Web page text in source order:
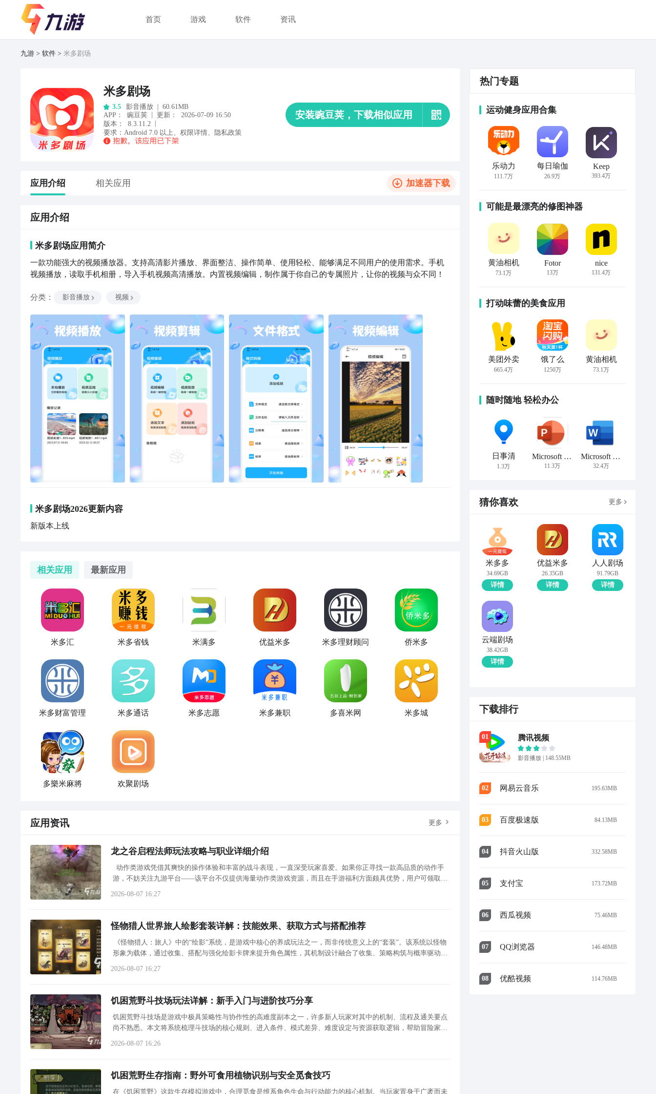
首页 游戏 软件 资讯
九游 软件 米多剧场
米多剧场
3.5 影音播放 | 60.61MB
APP ： 豌豆荚 | 更新：
2026-07-09 16:50
版本：
8.3.11.2
|
要求： Android 7.0 以上 权限详情 隐私政策
安装豌豆荚，下载相似应用
应用介绍 相关应用 加速器下载
应用介绍
米多剧场应用简介
一款功能强大的视频播放器。支持高清影片播放、界面整洁、操作简单、使用轻松、能够满足不同用户的使用需求。手机
视频播放，读取手机相册，导入手机视频高清播放。内置视频编辑，制作属于你自己的专属照片，让你的视频与众不同！
分类 ： 影音播放 视频
米多剧场2026更新内容
新版本上线
相关应用 最新应用
米多汇 米多省钱 米满多 优益米多 米多理财顾问 侨米多
米多财富管理 米多通话 米多志愿 米多兼职 多喜米网 米多城
多樂米麻將 欢聚剧场
应用资讯 更多
龙之谷启程法师玩法攻略与职业详细介绍
动作类游戏凭借其爽快的操作体验和丰富的战斗表现，一直深受玩家喜爱。如果你正寻找一款高品质的动作手
游，不妨关注九游平台——该平台不仅提供海量动作类游戏资源，而且在手游福利方面颇具优势，用户可领取专
2026-08-07 16:27
怪物猎人世界旅人绘影套装详解：技能效果、获取方式与搭配推荐
《怪物猎人：旅人》中的“绘影”系统，是游戏中核心的养成玩法之一，而非传统意义上的“套装”。该系统以怪物
形象为载体，通过收集、搭配与强化绘影卡牌来提升角色属性，其机制设计融合了收集、策略构筑与概率驱动等
2026-08-07 16:27
饥困荒野斗技场玩法详解：新手入门与进阶技巧分享
饥困荒野斗技场是游戏中极具策略性与协作性的高难度副本之一，许多新人玩家对其中的机制、流程及通关要点
尚不熟悉。本文将系统梳理斗技场的核心规则、进入条件、模式差异、难度设定与资源获取逻辑，帮助冒险家高
2026-08-07 16:26
饥困荒野生存指南：野外可食用植物识别与安全觅食技巧
在《饥困荒野》这款生存模拟游戏中，合理觅食是维系角色生命与行动能力的核心机制。当玩家置身于广袤而未
热门专题
运动健身应用合集
乐动力
111.7万
每日瑜伽
26.9万
Keep
393.4万
可能是最漂亮的修图神器
黄油相机
73.1万
Fotor
13万
nice
131.4万
打动味蕾的美食应用
美团外卖
665.4万
饿了么
1250万
黄油相机
73.1万
随时随地 轻松办公
日事清
1.3万
Microsoft PowerPoint
11.3万
Microsoft Word
32.4万
猜你喜欢 更多
米多多
34.69GB
详情
优益米多
26.35GB
详情
人人剧场
91.79GB
详情
云端剧场
38.42GB
详情
下载排行
01 腾讯视频
影音播放 | 148.55MB
02 网易云音乐 195.63MB
03 百度极速版 84.13MB
04 抖音火山版 332.58MB
05 支付宝 173.72MB
06 西瓜视频 75.46MB
07 QQ浏览器 146.48MB
08 优酷视频 114.76MB